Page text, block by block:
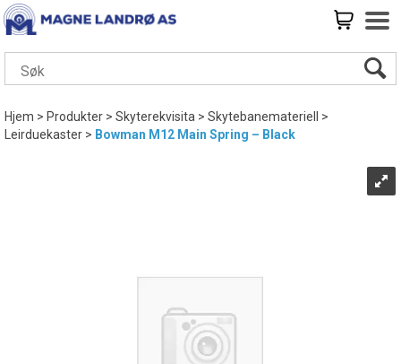
Hjem>Produkter>Skyterekvisita>Skytebanemateriell
>
Leirduekaster> Bowman M12 Main Spring – Black